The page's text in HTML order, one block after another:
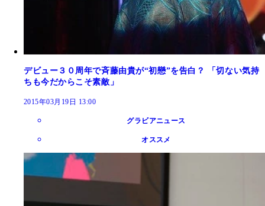
デビュー３０周年で斉藤由貴が“初戀”を告白？ 「切ない気持
ちも今だからこそ素敵」
2015年03月19日 13:00
グラビアニュース
オススメ